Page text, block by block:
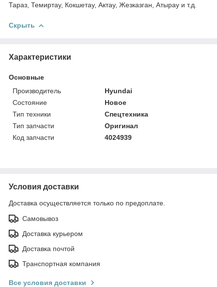
Тараз, Темиртау, Кокшетау, Актау, Жезказган, Атырау и т.д.
Скрыть
Характеристики
Основные
Производитель
Hyundai
Состояние
Новое
Тип техники
Спецтехника
Тип запчасти
Оригинал
Код запчасти
4024939
Условия доставки
Доставка осуществляется только по предоплате.
Самовывоз
Доставка курьером
Доставка почтой
Транспортная компания
Все условия доставки